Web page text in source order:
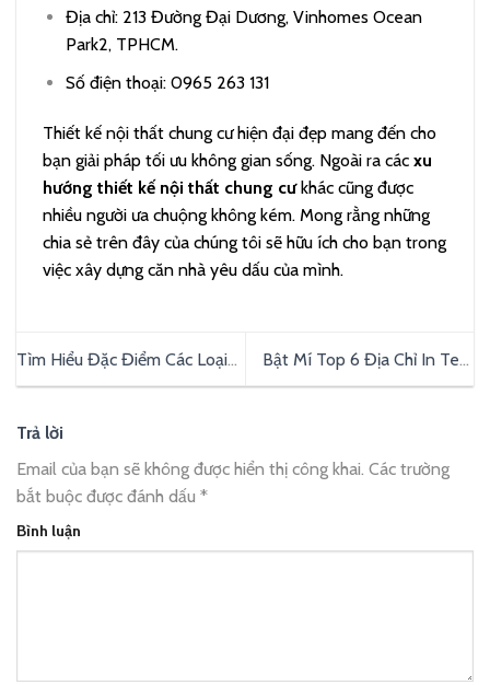
Địa chỉ: 213 Đường Đại Dương, Vinhomes Ocean
Park2, TPHCM.
Số điện thoại: 0965 263 131
Thiết kế nội thất chung cư hiện đại đẹp mang đến cho
bạn giải pháp tối ưu không gian sống. Ngoài ra các xu
hướng thiết kế nội thất chung cưkhác cũng được
nhiều người ưa chuộng không kém. Mong rằng những
chia sẻ trên đây của chúng tôi sẽ hữu ích cho bạn trong
việc xây dựng căn nhà yêu dấu của mình.
Tìm Hiểu Đặc Điểm Các Loại
Màn Hình LED Quảng Cáo
Bật Mí Top 6 Địa Chỉ In Tem
Nhãn TPHCM Nhanh Chóng,
Trả lời
Email của bạn sẽ không được hiển thị công khai. Các trường
bắt buộc được đánh dấu *
Bình luận